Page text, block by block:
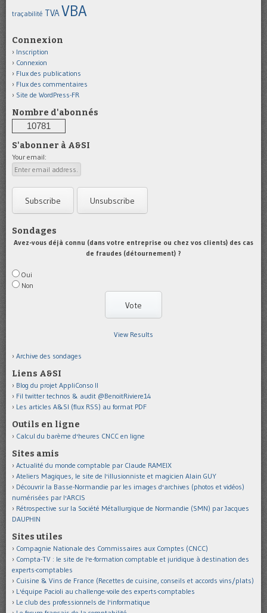
traçabilité TVA VBA
Connexion
Inscription
Connexion
Flux des publications
Flux des commentaires
Site de WordPress-FR
Nombre d'abonnés
10781
S'abonner à A&SI
Your email:
Sondages
Avez-vous déjà connu (dans votre entreprise ou chez vos clients) des cas
de fraudes (détournement) ?
Oui
Non
View Results
Archive des sondages
Liens A&SI
Blog du projet AppliConso II
Fil twitter technos & audit @BenoitRiviere14
Les articles A&SI (flux RSS) au format PDF
Outils en ligne
Calcul du barème d'heures CNCC en ligne
Sites amis
Actualité du monde comptable par Claude RAMEIX
Ateliers Magiques, le site de l'illusionniste et magicien Alain GUY
Découvrir la Basse-Normandie par les images d'archives (photos et vidéos)
numérisées par l'ARCIS
Rétrospective sur la Société Métallurgique de Normandie (SMN) par Jacques
DAUPHIN
Sites utiles
Compagnie Nationale des Commissaires aux Comptes (CNCC)
Compta-TV : le site de l'e-formation comptable et juridique à destination des
experts-comptables
Cuisine & Vins de France (Recettes de cuisine, conseils et accords vins/plats)
L'équipe Pacioli au challenge-voile des experts-comptables
Le club des professionnels de l'informatique